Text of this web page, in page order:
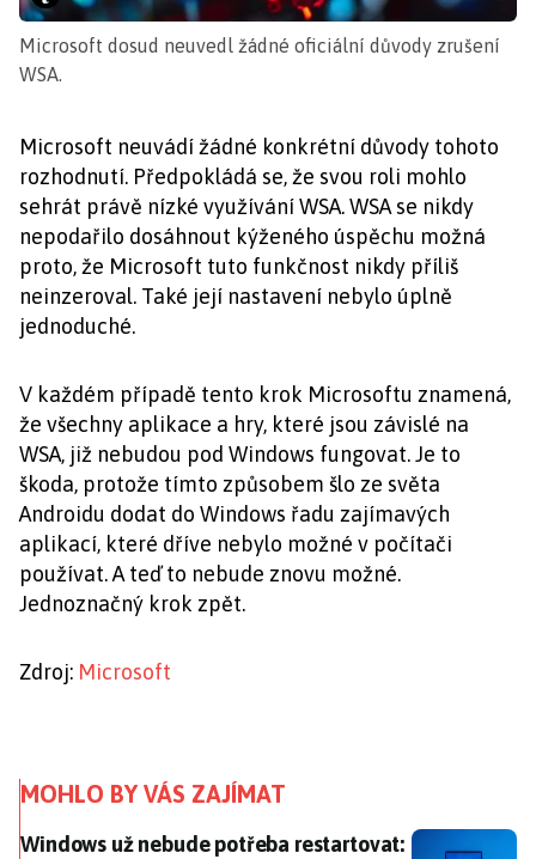
Microsoft dosud neuvedl žádné oficiální důvody zrušení
WSA.
Microsoft neuvádí žádné konkrétní důvody tohoto
rozhodnutí. Předpokládá se, že svou roli mohlo
sehrát právě nízké využívání WSA. WSA se nikdy
nepodařilo dosáhnout kýženého úspěchu možná
proto, že Microsoft tuto funkčnost nikdy příliš
neinzeroval. Také její nastavení nebylo úplně
jednoduché.
V každém případě tento krok Microsoftu znamená,
že všechny aplikace a hry, které jsou závislé na
WSA, již nebudou pod Windows fungovat. Je to
škoda, protože tímto způsobem šlo ze světa
Androidu dodat do Windows řadu zajímavých
aplikací, které dříve nebylo možné v počítači
používat. A teď to nebude znovu možné.
Jednoznačný krok zpět.
Zdroj: Microsoft
MOHLO BY VÁS ZAJÍMAT
Windows už nebude potřeba restartovat: Microsoft
Windows už nebude potřeba restartovat: